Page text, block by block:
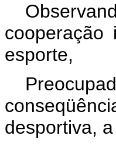
esporte,
desportiva,